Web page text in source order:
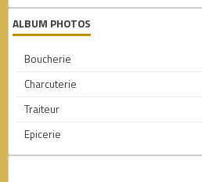
ALBUM PHOTOS
Boucherie
Charcuterie
Traiteur
Epicerie